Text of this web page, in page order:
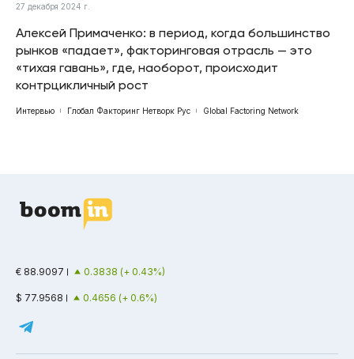
27 декабря 2024 г.
Алексей Примаченко: в период, когда большинство
рынков «падает», факторинговая отрасль — это
«тихая гавань», где, наоборот, происходит
контрцикличный рост
Интервью Глобал Факторинг Нетворк Рус Global Factoring Network
€ 88.9097 0.3838 (+ 0.43%)
$ 77.9568 0.4656 (+ 0.6%)